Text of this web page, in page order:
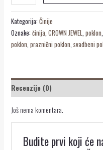
Kategorija: Činije
Oznake: činija CROWN JEWEL poklon
poklon praznični poklon svadbeni
Recenzije (0)
Još nema komentara.
Budite prvi koji će